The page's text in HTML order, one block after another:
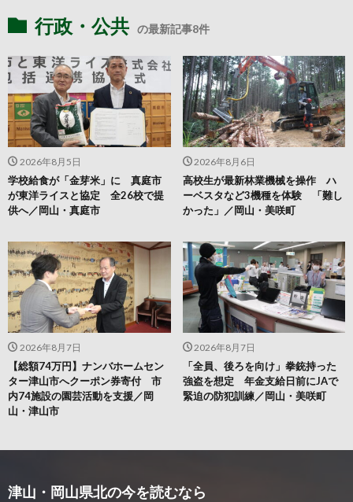
行政・公共 の最新記事8件
2026年8月7日
「全員、後ろを向け」拳銃持った
強盗を想定 年金支給日前にJAで
緊迫の防犯訓練／岡山・美咲町
2026年8月7日
【総額74万円】ナンバホームセン
ター津山市へクーポン券寄付 市
内74施設の園芸活動を支援／岡
山・津山市
2026年8月6日
高校生が最新林業機械を操作 ハ
ーベスタなど3機種を体験 「難し
かった」／岡山・美咲町
2026年8月5日
学校給食が「金芽米」に 真庭市
が東洋ライスと協定 全26校で提
供へ／岡山・真庭市
津山・岡山県北の今を読むなら